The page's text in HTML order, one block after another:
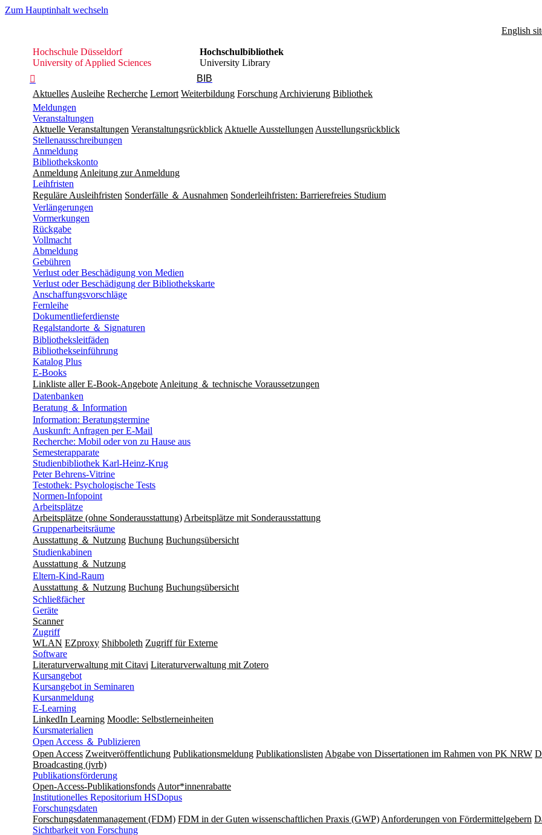
Zum Hauptinhalt wechseln
Hochschule
Düsseldorf
Hochschule Düsseldorf
University of Applied Sciences
Hochschulbibliothek
University Library

BIB
English
Aktuelles Ausleihe Recherche Lernort Weiterbildung Forschung Archivierung Bibliothek
Meldungen
Veranstaltungen
Aktuelle Veranstaltungen Veranstaltungsrückblick Aktuelle Ausstellungen Ausstellungsrückblick
Stellenausschreibungen
Anmeldung
Bibliothekskonto
Anmeldung Anleitung zur Anmeldung
Leihfristen
Reguläre Ausleihfristen Sonderfälle ＆ Ausnahmen Sonderleihfristen: Barrierefreies Studium
Verlängerungen
Vormerkungen
Rückgabe
Vollmacht
Abmeldung
Gebühren
Verlust oder Beschädigung von Medien
Verlust oder Beschädigung der Bibliothekskarte
Anschaffungsvorschläge
Fernleihe
Dokumentlieferdienste
Regalstandorte ＆ Signaturen
Bibliotheksleitfäden
Bibliothekseinführung
Katalog Plus
E-Books
Linkliste aller E-Book-Angebote Anleitung ＆ technische Voraussetzungen
Datenbanken
Beratung ＆ Information
Information: Beratungstermine
Auskunft: Anfragen per E-Mail
Recherche: Mobil oder von zu Hause aus
Semesterapparate
Studienbibliothek Karl-Heinz-Krug
Peter Behrens-Vitrine
Testothek: Psychologische Tests
Normen-Infopoint
Arbeitsplätze
Arbeitsplätze (ohne Sonderausstattung) Arbeitsplätze mit Sonderausstattung
Gruppenarbeitsräume
Ausstattung ＆ Nutzung Buchung Buchungsübersicht
Studienkabinen
Ausstattung ＆ Nutzung
Eltern-Kind-Raum
Ausstattung ＆ Nutzung Buchung Buchungsübersicht
Schließfächer
Geräte
Scanner
Zugriff
WLAN EZproxy Shibboleth Zugriff für Externe
Software
Literaturverwaltung mit Citavi Literaturverwaltung mit Zotero
Kursangebot
Kursangebot in Seminaren
Kursanmeldung
E-Learning
LinkedIn Learning Moodle: Selbstlerneinheiten
Kursmaterialien
Open Access ＆ Publizieren
Open Access Zweitveröffentlichung Publikationsmeldung Publikationslisten Abgabe von Dissertationen im Rahmen von PK NRW
Broadcasting (jvrb)
Publikationsförderung
Open-Access-Publikationsfonds Autor*innenrabatte
Institutionelles Repositorium HSDopus
Forschungsdaten
Forschungsdatenmanagement (FDM) FDM in der Guten wissenschaftlichen Praxis (GWP) Anforderungen von Fördermittelgebern
Sichtbarkeit von Forschung